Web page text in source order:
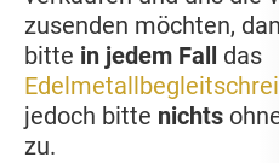
zusenden möchten,
bitte in jedem Fall das
jedoch bitte nichts
zu.